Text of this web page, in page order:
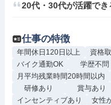
20代・30代が活躍でき
仕事の特徴
年間休日120日以上 資格
バイク通勤OK
学歴不問
月平均残業時間20時間以内
研修あり
賞与あり
インセンティブあり
女性